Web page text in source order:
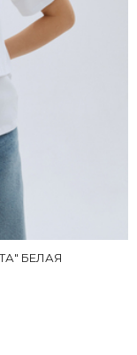
БЕЛАЯ